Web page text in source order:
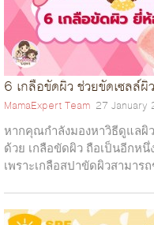
6 เกลือขัดผิว ช่วยขัดเซลล์ผิ
MamaExpert Team 27 January
หากคุณกำลังมองหาวิธีดูแลผิ
ด้วย เกลือขัดผิว ถือเป็นอีกห
เพราะเกลือสปาขัดผิวสามาร